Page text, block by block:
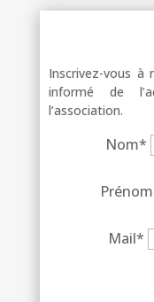
Inscrivez-vous
informé de
l’association.
Nom*
Prénom
Mail*